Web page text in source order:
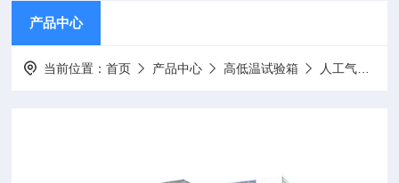
产品中心
当前位置：首页 产品中心 高低温试验箱 人工气候箱